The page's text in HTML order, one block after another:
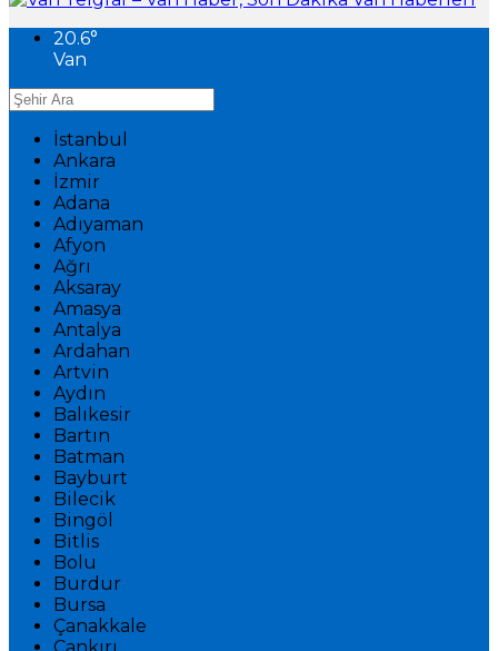
20.6°
Van
İstanbul
Ankara
İzmir
Adana
Adıyaman
Afyon
Ağrı
Aksaray
Amasya
Antalya
Ardahan
Artvin
Aydın
Balıkesir
Bartın
Batman
Bayburt
Bilecik
Bingöl
Bitlis
Bolu
Burdur
Bursa
Çanakkale